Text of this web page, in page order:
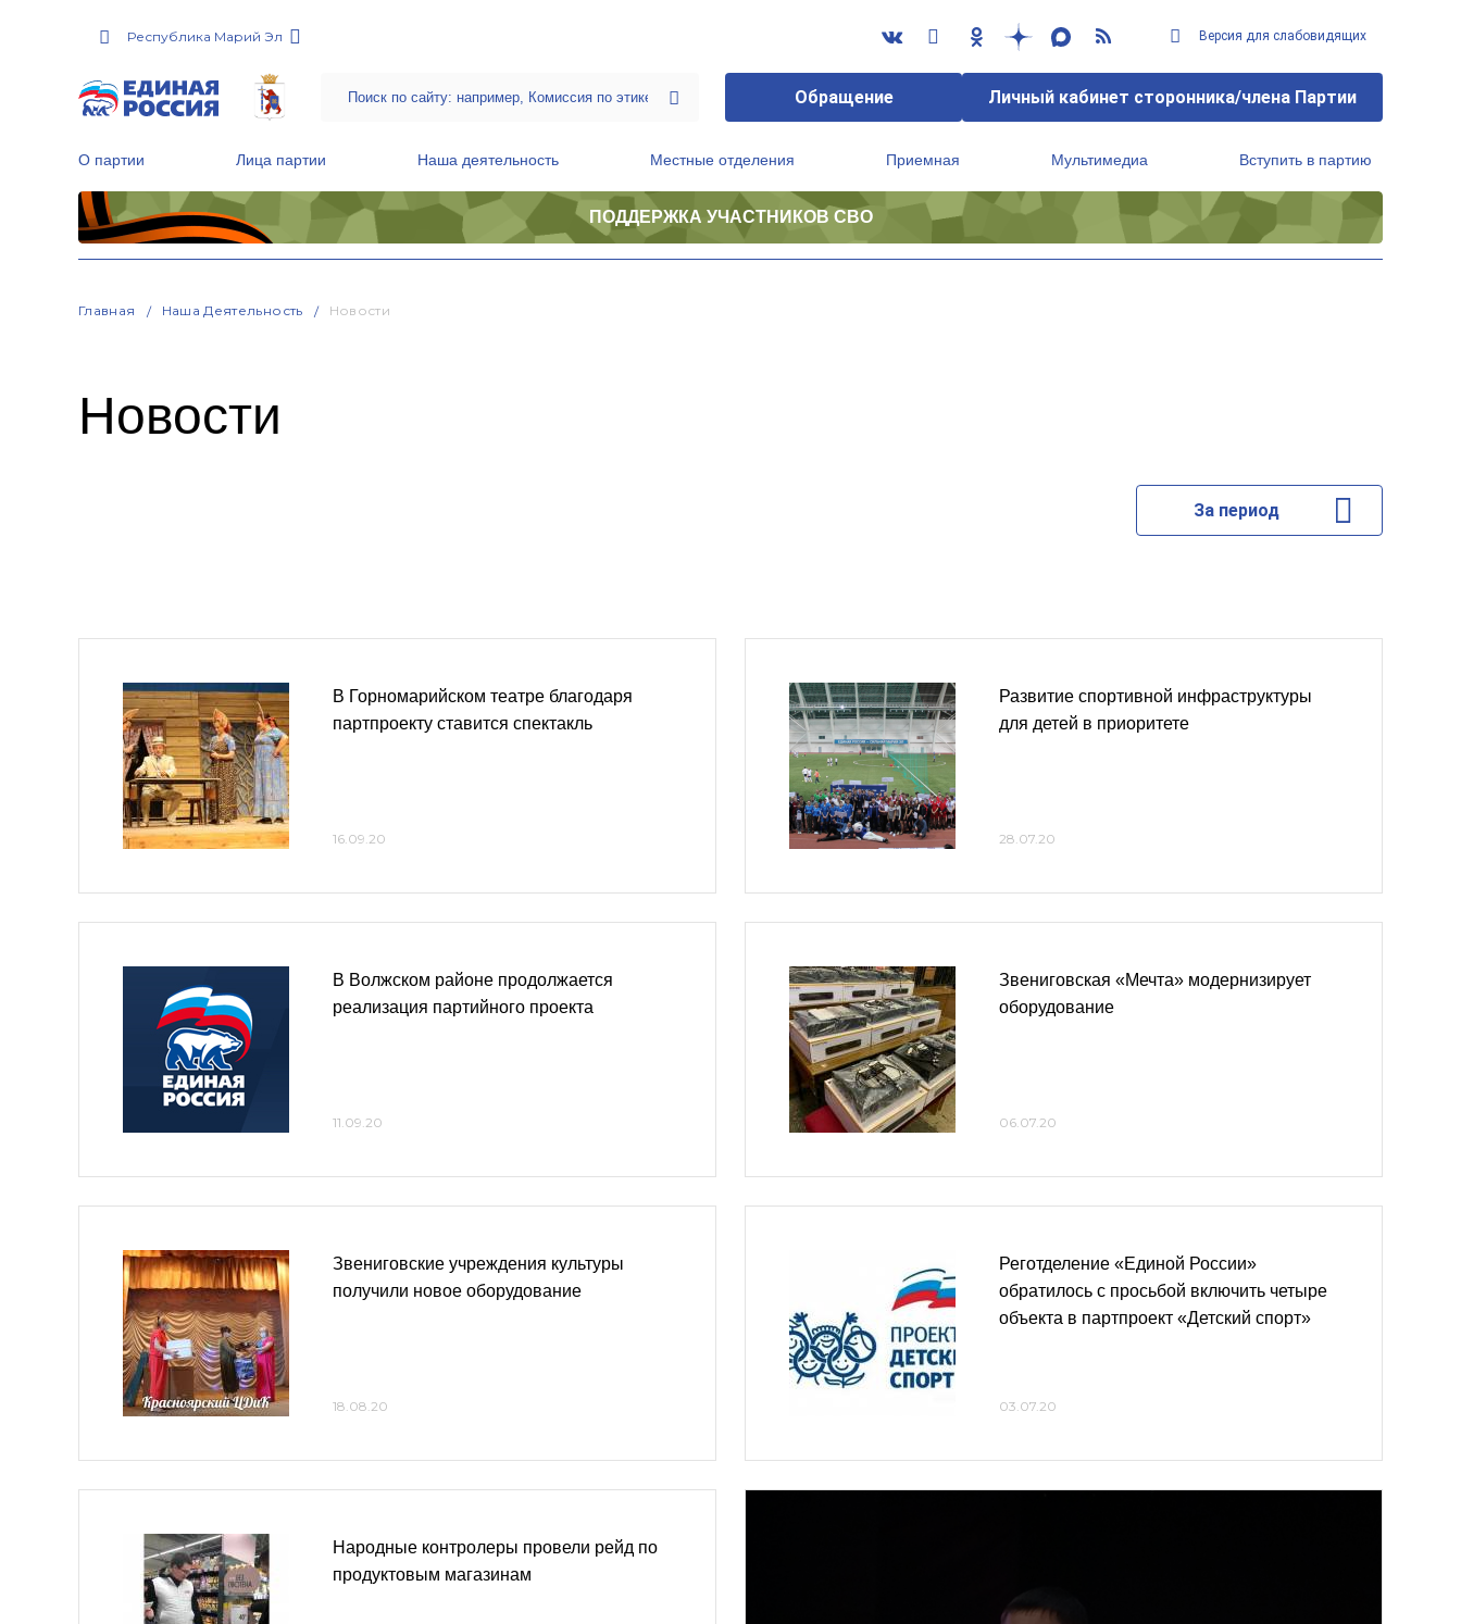
Республика Марий Эл Версия для слабовидящих
Обращение Личный кабинет сторонника/члена Партии
О партии Лица партии Наша деятельность Местные отделения Приемная Мультимедиа Вступить в партию
ПОДДЕРЖКА УЧАСТНИКОВ СВО
Главная Наша Деятельность Новости
Новости
За период
В Горномарийском театре благодаря
партпроекту ставится спектакль
16.09.20
В Волжском районе продолжается
реализация партийного проекта
11.09.20
Звениговские учреждения культуры
получили новое оборудование
18.08.20
Развитие спортивной инфраструктуры
для детей в приоритете
28.07.20
Звениговская «Мечта» модернизирует
оборудование
06.07.20
Реготделение «Единой России»
обратилось с просьбой включить четыре
объекта в партпроект «Детский спорт»
03.07.20
Народные контролеры провели рейд по
продуктовым магазинам